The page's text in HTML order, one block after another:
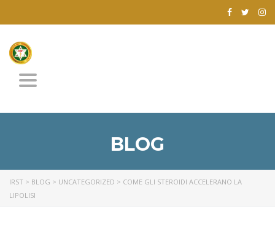
Toggle
BLOG
IRST > BLOG > UNCATEGORIZED > COME GLI STEROIDI ACCELERANO LA
LIPOLISI